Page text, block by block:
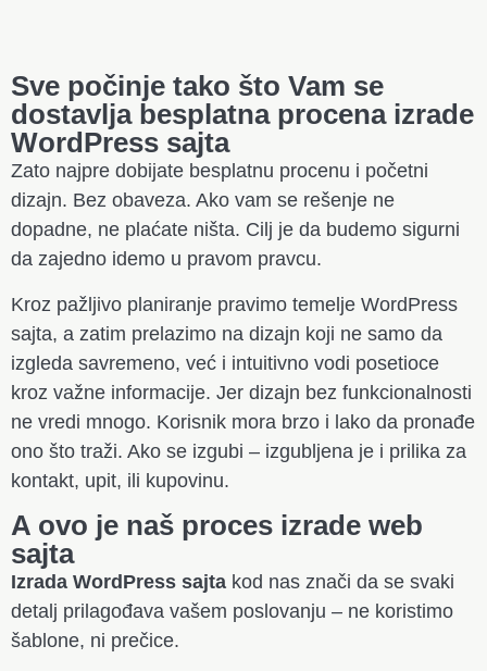
Sve počinje tako što Vam se
dostavlja besplatna procena izrade
WordPress sajta
Zato najpre dobijate besplatnu procenu i početni
dizajn. Bez obaveza. Ako vam se rešenje ne
dopadne, ne plaćate ništa. Cilj je da budemo sigurni
da zajedno idemo u pravom pravcu.
Kroz pažljivo planiranje pravimo temelje WordPress
sajta, a zatim prelazimo na dizajn koji ne samo da
izgleda savremeno, već i intuitivno vodi posetioce
kroz važne informacije. Jer dizajn bez funkcionalnosti
ne vredi mnogo. Korisnik mora brzo i lako da pronađe
ono što traži. Ako se izgubi – izgubljena je i prilika za
kontakt, upit, ili kupovinu.
A ovo je naš proces izrade web
sajta
Izrada WordPress sajta kod nas znači da se svaki
detalj prilagođava vašem poslovanju – ne koristimo
šablone, ni prečice.